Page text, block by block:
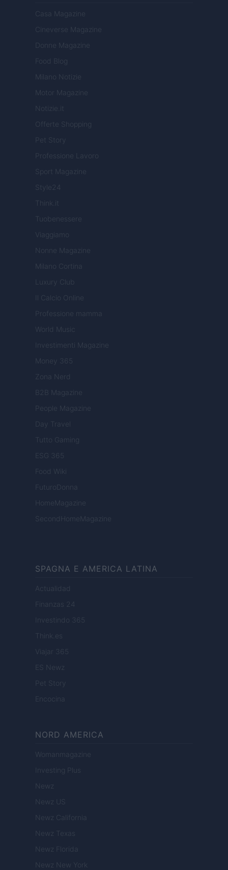
Casa Magazine
Cineverse Magazine
Donne Magazine
Food Blog
Milano Notizie
Motor Magazine
Notizie.it
Offerte Shopping
Pet Story
Professione Lavoro
Sport Magazine
Style24
Think.it
Tuobenessere
Viaggiamo
Nonne Magazine
Milano Cortina
Luxury Club
Il Calcio Online
Professione mamma
World Music
Investimenti Magazine
Money 365
Zona Nerd
B2B Magazine
People Magazine
Day Travel
Tutto Gaming
ESG 365
Food Wiki
FuturoDonna
HomeMagazine
SecondHomeMagazine
SPAGNA E AMERICA LATINA
Actualidad
Finanzas 24
Investindo 365
Think.es
Viajar 365
ES Newz
Pet Story
Encocina
NORD AMERICA
Womanmagazine
Investing Plus
Newz
Newz US
Newz California
Newz Texas
Newz Florida
Newz New York